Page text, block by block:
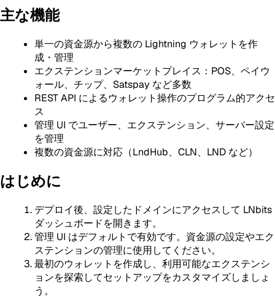
主な機能
単一の資金源から複数の Lightning ウォレットを作
成・管理
エクステンションマーケットプレイス：POS、ペイウ
ォール、チップ、Satspay など多数
REST API によるウォレット操作のプログラム的アクセ
ス
管理 UI でユーザー、エクステンション、サーバー設定
を管理
複数の資金源に対応（LndHub、CLN、LND など）
はじめに
デプロイ後、設定したドメインにアクセスして LNbits
ダッシュボードを開きます。
管理 UI はデフォルトで有効です。資金源の設定やエク
ステンションの管理に使用してください。
最初のウォレットを作成し、利用可能なエクステンシ
ョンを探索してセットアップをカスタマイズしましょ
う。